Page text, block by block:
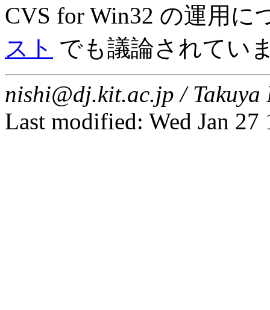
CVS for Win32 の運用
スト でも議論されてい
nishi@dj.kit.ac.jp / Takuya
Last modified: Wed Jan 27